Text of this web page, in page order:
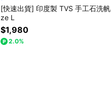
[快速出貨] 印度製 TVS 手工石洗
ze L
$1,980
2.0%